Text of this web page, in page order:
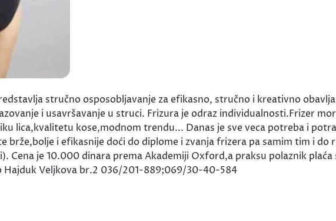
stručno osposobljavanje za efikasno, stručno i kreativno
i usavršavanje u struci. Frizura je odraz individualnosti.Frizer
lica,kvalitetu kose,modnom trendu... Danas je sve veca potreba i
i efikasnije doći do diplome i zvanja frizera pa samim tim i do
Cena je 10.000 dinara prema Akademiji Oxford,a praksu polaznik plaća
Hajduk Veljkova br.2 036/201-889;069/30-40-584